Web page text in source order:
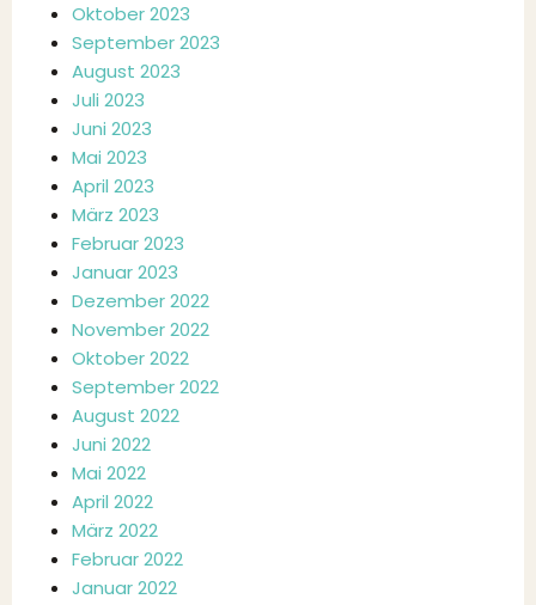
Oktober 2023
September 2023
August 2023
Juli 2023
Juni 2023
Mai 2023
April 2023
März 2023
Februar 2023
Januar 2023
Dezember 2022
November 2022
Oktober 2022
September 2022
August 2022
Juni 2022
Mai 2022
April 2022
März 2022
Februar 2022
Januar 2022